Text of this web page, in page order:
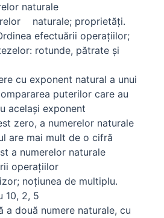
naturale
naturale; proprietăţi.
efectuării operaţiilor;
rotunde, pătrate şi
cu exponent natural a unui
puterilor care au
acelaşi exponent
zero, a numerelor naturale
are mai mult de o cifră
a numerelor naturale
operaţiilor
noţiunea de multiplu.
10, 2, 5
a două numere naturale, cu